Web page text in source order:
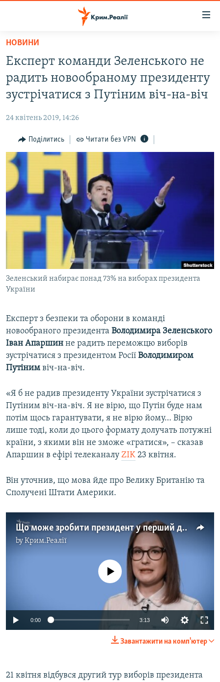
Перейти
основного
матеріалу
Перейти
до
основної
Перейти
до
пошуку
ВОДА.КРИМ
ВІДЕО ТА ФОТО
БЛОГИ
ПОГЛЯД
ІНТЕРВ'Ю
ВСЕ ЗА ДЕНЬ
СПЕЦПРОЕКТИ
ДЕПОРТАЦІЯ
ВІДЕОУРОКИ «ELIFBE»
СВІДЧЕННЯ ОКУПАЦІЇ
УКРАЇНСЬКА ПРОБЛЕМА КРИМУ
ІНФОГРАФІКА
ЯК ОБІЙТИ БЛОКУВАННЯ
Русский
ДОЛУЧАЙСЯ!
Усі сайти RFE/RL
НОВИНИ
Експерт команди Зеленського не
радить новообраному президенту
зустрічатися з Путіним віч-на-віч
24 квітень 2019, 14:26
Поділитись Читати без VPN
Зеленський набирає понад 73% на виборах президента
України
Експерт з безпеки та оборони в команді
новообраного президента Володимира Зеленського
Іван Апаршин не радить переможцю виборів
зустрічатися з президентом Росії Володимиром
Путіним віч-на-віч.
«Я б не радив президенту України зустрічатися з
Путіним віч-на-віч. Я не вірю, що Путін буде нам
потім щось гарантувати, я не вірю йому… Вірю
лише тоді, коли до цього формату долучать потужні
країни, з якими він не зможе «гратися», – сказав
Апаршин в ефірі телеканалу ZIK 23 квітня.
Він уточнив, що мова йде про Велику Британію та
Сполучені Штати Америки.
Що може зробити президент у перший день на посаді? (відео)
byКрим.Реалії
No media source currently available
0:00 3:13
Завантажити на комп'ютер
21 квітня відбувся другий тур виборів президента